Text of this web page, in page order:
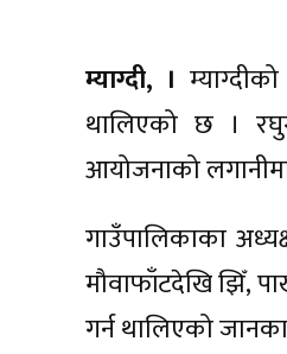
म्याग्दी, ।
थालिएको छ ।
आयोजनाको
गाउँपालिकाका
मौवाफाँटदेखि झिँ,
गर्न थालिएको